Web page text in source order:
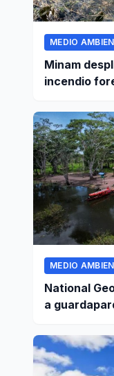
MEDIO
Minam
incendio
MEDIO
National
a